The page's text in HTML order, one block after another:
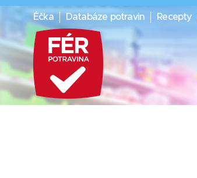
Éčka Databáze potravin Recepty